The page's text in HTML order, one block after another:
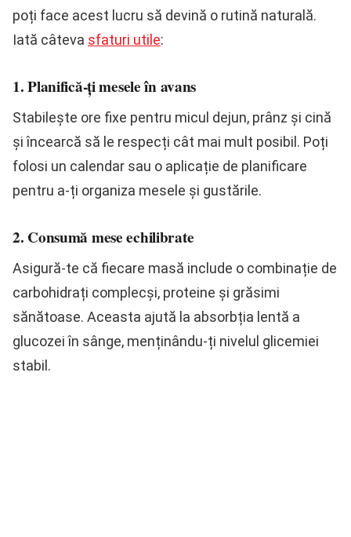
poți face acest lucru să devină o rutină naturală.
Iată câteva sfaturi utile:
1. Planifică-ți mesele în avans
Stabilește ore fixe pentru micul dejun, prânz și cină
și încearcă să le respecți cât mai mult posibil. Poți
folosi un calendar sau o aplicație de planificare
pentru a-ți organiza mesele și gustările.
2. Consumă mese echilibrate
Asigură-te că fiecare masă include o combinație de
carbohidrați complecși, proteine și grăsimi
sănătoase. Aceasta ajută la absorbția lentă a
glucozei în sânge, menținându-ți nivelul glicemiei
stabil.